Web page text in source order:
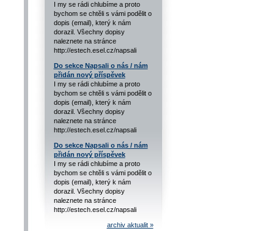
I my se rádi chlubíme a proto
bychom se chtěli s vámi podělit o
dopis (email), který k nám
dorazil. Všechny dopisy
naleznete na stránce
http://estech.esel.cz/napsali
Do sekce Napsali o nás / nám
přidán nový příspěvek
I my se rádi chlubíme a proto
bychom se chtěli s vámi podělit o
dopis (email), který k nám
dorazil. Všechny dopisy
naleznete na stránce
http://estech.esel.cz/napsali
Do sekce Napsali o nás / nám
přidán nový příspěvek
I my se rádi chlubíme a proto
bychom se chtěli s vámi podělit o
dopis (email), který k nám
dorazil. Všechny dopisy
naleznete na stránce
http://estech.esel.cz/napsali
archiv aktualit »